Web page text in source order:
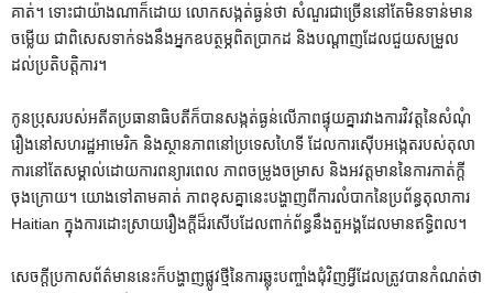
គាត់។ ទោះជាយ៉ាងណាក៏ដោយ លោកសង្កត់ធ្ងន់ថា សំណួរជាច្រើននៅតែមិនទាន់មាន
ចម្លើយ ជាពិសេសទាក់ទងនឹងអ្នកឧបត្ថម្ភពិតប្រាកដ និងបណ្តាញដែលជួយសម្រួល
ដល់ប្រតិបត្តិការ។
កូនប្រុសរបស់អតីតប្រធានាធិបតីក៏បានសង្កត់ធ្ងន់លើភាពផ្ទុយគ្នារវាងការវិវត្តនៃសំណុំ
រឿងនៅសហរដ្ឋអាមេរិក និងស្ថានភាពនៅប្រទេសហៃទី ដែលការស៊ើបអង្កេតរបស់តុលា
ការនៅតែសម្គាល់ដោយការពន្យារពេល ភាពចម្រូងចម្រាស និងអវត្តមាននៃការកាត់ក្តី
ចុងក្រោយ។ យោងទៅតាមគាត់ ភាពខុសគ្នានេះបង្ហាញពីការលំបាកនៃប្រព័ន្ធតុលាការ
Haitian ក្នុងការដោះស្រាយរឿងក្តីដ៏រសើបដែលពាក់ព័ន្ធនឹងតួអង្គដែលមានឥទ្ធិពល។
សេចក្តីប្រកាសព័ត៌មាននេះក៏បង្ហាញផ្លូវថ្មីនៃការឆ្លុះបញ្ចាំងជុំវិញអ្វីដែលត្រូវបានកំណត់ថា